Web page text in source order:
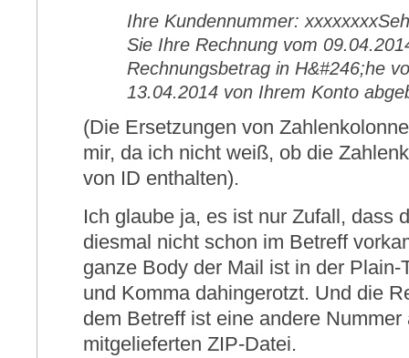
Ihre Kundennummer:
Sie Ihre Rechnung vom
Rechnungsbetrag in H&#246;he
13.04.2014 von Ihrem Konto
(Die Ersetzungen von
mir, da ich nicht weiß, ob die
von ID enthalten).
Ich glaube ja, es ist nur Zufall, dass
diesmal nicht schon im Betreff
ganze Body der Mail ist in der
und Komma dahingerotzt. Und die
dem Betreff ist eine andere
mitgelieferten ZIP-Datei.